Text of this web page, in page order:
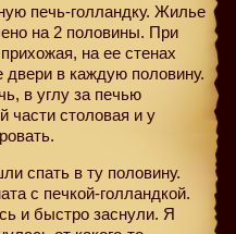
печь-голландку. Жилье
на 2 половины. При
на ее стенах
в каждую половину.
в углу за печью
части столовая и у
спать в ту половину.
с печкой-голландкой.
и быстро заснули. Я